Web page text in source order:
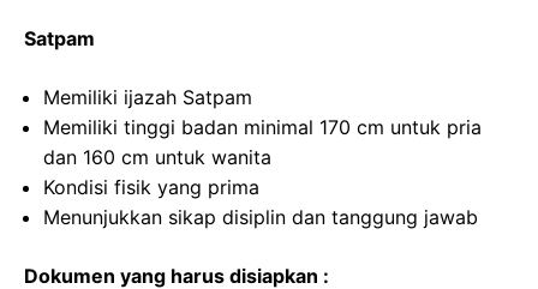
Satpam
Memiliki ijazah Satpam
Memiliki tinggi badan minimal 170 cm untuk pria
dan 160 cm untuk wanita
Kondisi fisik yang prima
Menunjukkan sikap disiplin dan tanggung jawab
Dokumen yang harus disiapkan :